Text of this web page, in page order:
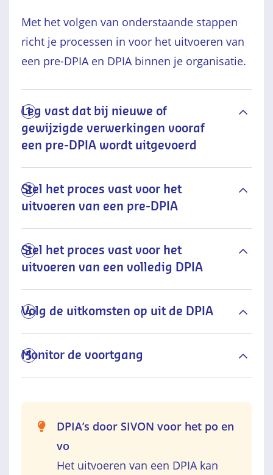
Met het volgen van onderstaande stappen
richt je processen in voor het uitvoeren van
een pre-DPIA en DPIA binnen je organisatie.
1
Leg vast dat bij nieuwe of
gewijzigde verwerkingen vooraf
een pre-DPIA wordt uitgevoerd
2
Stel het proces vast voor het
uitvoeren van een pre-DPIA
3
Stel het proces vast voor het
uitvoeren van een volledig DPIA
4
Volg de uitkomsten op uit de DPIA
5
Monitor de voortgang
DPIA’s door SIVON voor het po en
vo
Het uitvoeren van een DPIA kan